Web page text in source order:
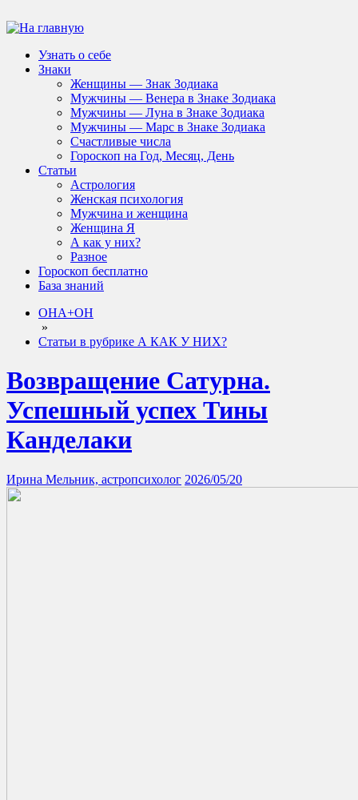
Узнать о себе
Знаки
Женщины — Знак Зодиака
Мужчины — Венера в Знаке Зодиака
Мужчины — Луна в Знаке Зодиака
Мужчины — Марс в Знаке Зодиака
Счастливые числа
Гороскоп на Год, Месяц, День
Статьи
Астрология
Женская психология
Мужчина и женщина
Женщина Я
А как у них?
Разное
Гороскоп бесплатно
База знаний
ОНА+ОН
»
Статьи в рубрике А КАК У НИХ?
Возвращение Сатурна.
Успешный успех Тины
Канделаки
Ирина Мельник, астропсихолог 2026/05/20